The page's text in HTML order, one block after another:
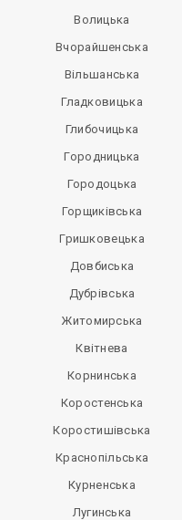
Волицька
Вчорайшенська
Вільшанська
Гладковицька
Глибочицька
Городницька
Городоцька
Горщиківська
Гришковецька
Довбиська
Дубрівська
Житомирська
Квітнева
Корнинська
Коростенська
Коростишівська
Краснопільська
Курненська
Лугинська